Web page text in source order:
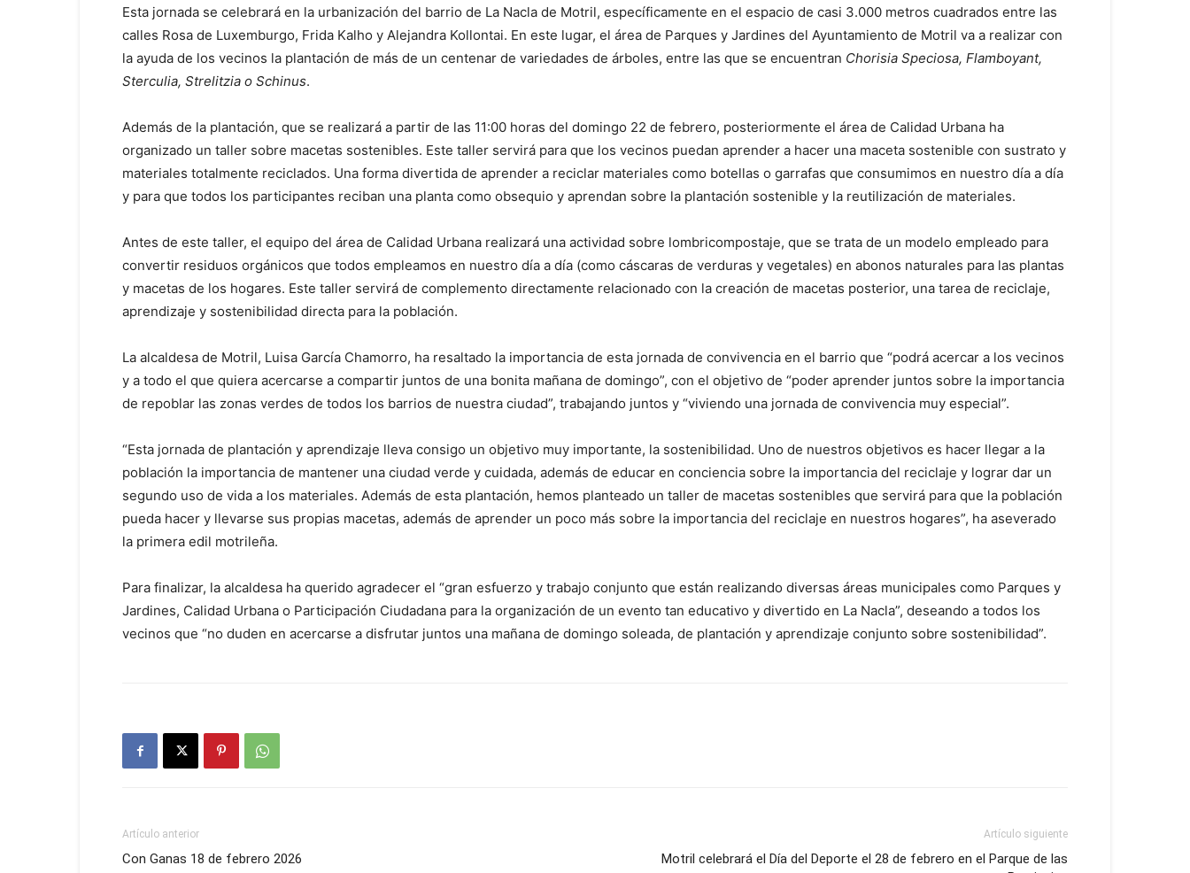
Esta jornada se celebrará en la urbanización del barrio de La Nacla de Motril, específicamente en el espacio de casi 3.000 metros cuadrados entre las
calles Rosa de Luxemburgo, Frida Kalho y Alejandra Kollontai. En este lugar, el área de Parques y Jardines del Ayuntamiento de Motril va a realizar con
la ayuda de los vecinos la plantación de más de un centenar de variedades de árboles, entre las que se encuentran Chorisia Speciosa, Flamboyant,
Sterculia, Strelitzia o Schinus.
Además de la plantación, que se realizará a partir de las 11:00 horas del domingo 22 de febrero, posteriormente el área de Calidad Urbana ha
organizado un taller sobre macetas sostenibles. Este taller servirá para que los vecinos puedan aprender a hacer una maceta sostenible con sustrato y
materiales totalmente reciclados. Una forma divertida de aprender a reciclar materiales como botellas o garrafas que consumimos en nuestro día a día
y para que todos los participantes reciban una planta como obsequio y aprendan sobre la plantación sostenible y la reutilización de materiales.
Antes de este taller, el equipo del área de Calidad Urbana realizará una actividad sobre lombricompostaje, que se trata de un modelo empleado para
convertir residuos orgánicos que todos empleamos en nuestro día a día (como cáscaras de verduras y vegetales) en abonos naturales para las plantas
y macetas de los hogares. Este taller servirá de complemento directamente relacionado con la creación de macetas posterior, una tarea de reciclaje,
aprendizaje y sostenibilidad directa para la población.
La alcaldesa de Motril, Luisa García Chamorro, ha resaltado la importancia de esta jornada de convivencia en el barrio que “podrá acercar a los vecinos
y a todo el que quiera acercarse a compartir juntos de una bonita mañana de domingo”, con el objetivo de “poder aprender juntos sobre la importancia
de repoblar las zonas verdes de todos los barrios de nuestra ciudad”, trabajando juntos y “viviendo una jornada de convivencia muy especial”.
“Esta jornada de plantación y aprendizaje lleva consigo un objetivo muy importante, la sostenibilidad. Uno de nuestros objetivos es hacer llegar a la
población la importancia de mantener una ciudad verde y cuidada, además de educar en conciencia sobre la importancia del reciclaje y lograr dar un
segundo uso de vida a los materiales. Además de esta plantación, hemos planteado un taller de macetas sostenibles que servirá para que la población
pueda hacer y llevarse sus propias macetas, además de aprender un poco más sobre la importancia del reciclaje en nuestros hogares”, ha aseverado
la primera edil motrileña.
Para finalizar, la alcaldesa ha querido agradecer el “gran esfuerzo y trabajo conjunto que están realizando diversas áreas municipales como Parques y
Jardines, Calidad Urbana o Participación Ciudadana para la organización de un evento tan educativo y divertido en La Nacla”, deseando a todos los
vecinos que “no duden en acercarse a disfrutar juntos una mañana de domingo soleada, de plantación y aprendizaje conjunto sobre sostenibilidad”.
Artículo anterior
Con Ganas 18 de febrero 2026
Artículo siguiente
Motril celebrará el Día del Deporte el 28 de febrero en el Parque de las